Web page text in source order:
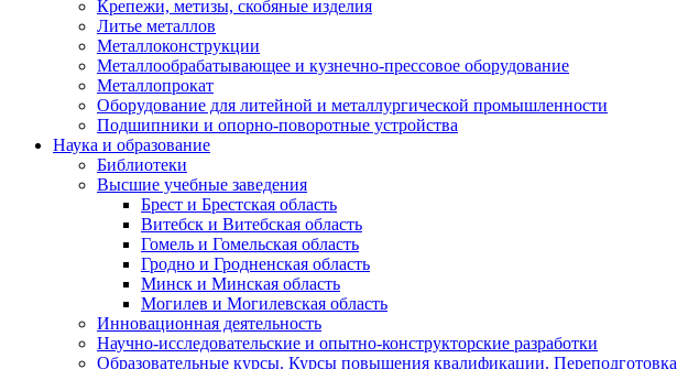
Крепежи, метизы, скобяные изделия
Литье металлов
Металлоконструкции
Металлообрабатывающее и кузнечно-прессовое оборудование
Металлопрокат
Оборудование для литейной и металлургической промышленности
Подшипники и опорно-поворотные устройства
Наука и образование
Библиотеки
Высшие учебные заведения
Брест и Брестская область
Витебск и Витебская область
Гомель и Гомельская область
Гродно и Гродненская область
Минск и Минская область
Могилев и Могилевская область
Инновационная деятельность
Научно-исследовательские и опытно-конструкторские разработки
Образовательные курсы. Курсы повышения квалификации. Переподготовка